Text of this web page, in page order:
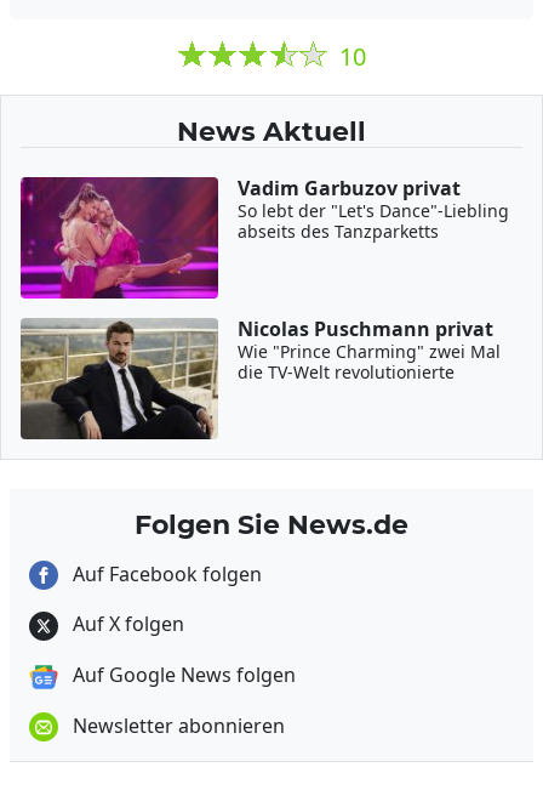
10
News Aktuell
Vadim Garbuzov privat
So lebt der "Let's Dance"-Liebling
abseits des Tanzparketts
Nicolas Puschmann privat
Wie "Prince Charming" zwei Mal
die TV-Welt revolutionierte
Folgen Sie News.de
Auf Facebook folgen
Auf X folgen
Auf Google News folgen
Newsletter abonnieren